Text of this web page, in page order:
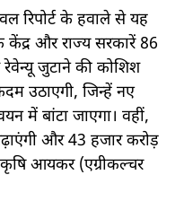
रिपोर्ट के हवाले से यह
केंद्र और राज्य सरकारें 86
जुटाने की कोशिश
उठाएगी, जिन्हें नए
में बांटा जाएगा। वहीं,
और 43 हजार करोड़
आयकर (एग्रीकल्चर